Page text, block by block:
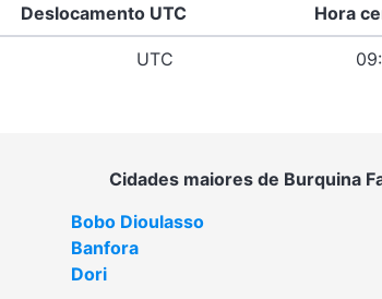
Deslocamento UTC Hora
UTC
Cidades maiores de Burquina
Bobo Dioulasso
Banfora
Dori